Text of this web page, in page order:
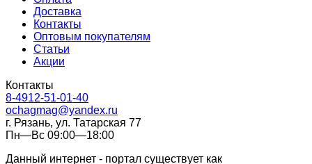
Доставка
Контакты
Оптовым покупателям
Статьи
Акции
Контакты
8-4912-51-01-40
ochagmag@yandex.ru
г. Рязань, ул. Татарская 77
Пн—Вс 09:00—18:00
Данный интернет - портал существует как